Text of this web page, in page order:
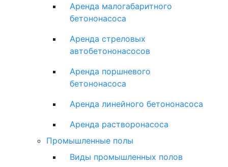
Аренда малогабаритного
бетононасоса
Аренда стреловых
автобетононасосов
Аренда поршневого
бетононасоса
Аренда линейного бетононасоса
Аренда растворонасоса
Промышленные полы
Виды промышленных полов